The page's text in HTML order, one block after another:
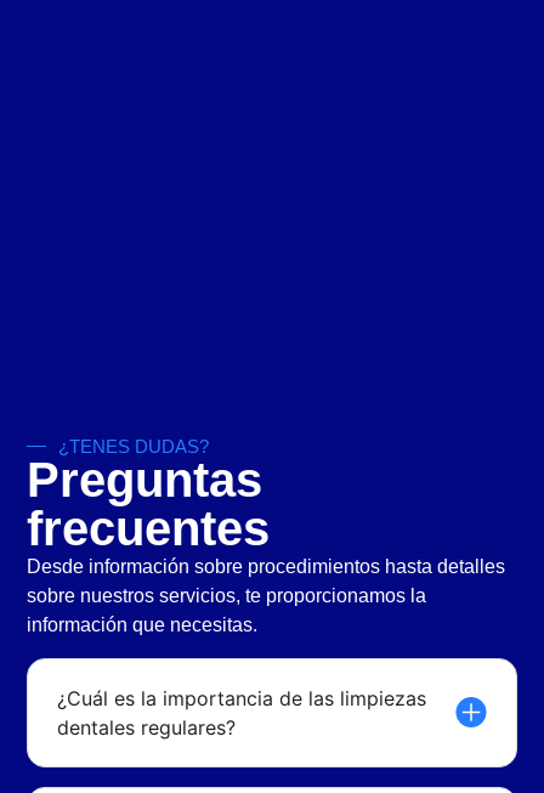
¿TENES DUDAS?
Preguntas
frecuentes
Desde información sobre procedimientos hasta detalles
sobre nuestros servicios, te proporcionamos la
información que necesitas.
¿Cuál es la importancia de las limpiezas
dentales regulares?